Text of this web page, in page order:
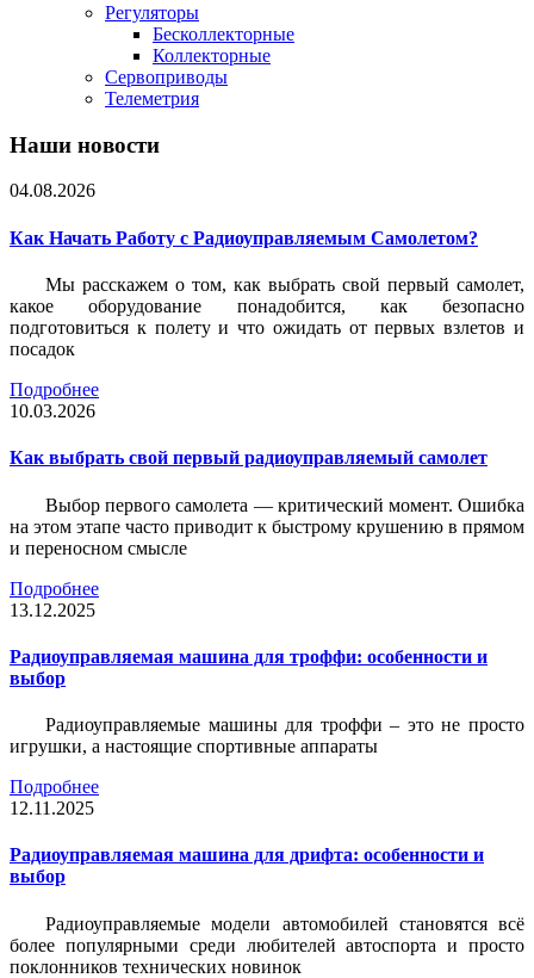
Регуляторы
Бесколлекторные
Коллекторные
Сервоприводы
Телеметрия
Наши новости
04.08.2026
Как Начать Работу с Радиоуправляемым Самолетом?
Мы расскажем о том, как выбрать свой первый самолет,
какое оборудование понадобится, как безопасно
подготовиться к полету и что ожидать от первых взлетов и
посадок
Подробнее
10.03.2026
Как выбрать свой первый радиоуправляемый самолет
Выбор первого самолета — критический момент. Ошибка
на этом этапе часто приводит к быстрому крушению в прямом
и переносном смысле
Подробнее
13.12.2025
Радиоуправляемая машина для троффи: особенности и
выбор
Радиоуправляемые машины для троффи – это не просто
игрушки, а настоящие спортивные аппараты
Подробнее
12.11.2025
Радиоуправляемая машина для дрифта: особенности и
выбор
Радиоуправляемые модели автомобилей становятся всё
более популярными среди любителей автоспорта и просто
поклонников технических новинок